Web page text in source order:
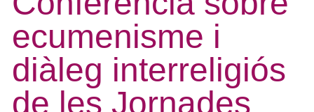
ecumenisme i
diàleg interreligiós
de les Jornades